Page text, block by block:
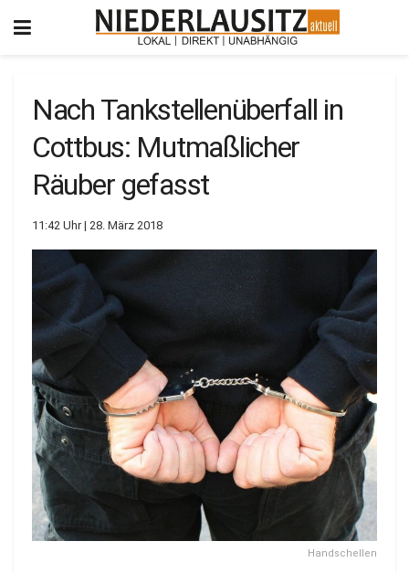
Nach Tankstellenüberfall in
Cottbus: Mutmaßlicher
Räuber gefasst
11:42 Uhr | 28. März 2018
Handschellen